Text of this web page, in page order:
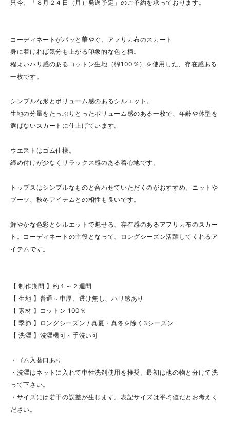
只今、「８月２４日（月）発送予定」のご予約を承っております。
コーディネートがパッと華やぐ、アフリカ布のスカート
身に着ければ気分も上がる印象的な色と柄。
程よいハリ感のあるコットン生地（綿100％）を使用した、存在感ある
一枚です。
シンプルな形とボリューム感のあるシルエット。
生地の分量をたっぷりとったボリューム感のある一枚で、年齢や体型を
選ばないスカートに仕上げています。
ウエストはゴム仕様。
締め付けが少なくリラックス感のある着心地です。
トップスはシンプルなものと合わせていただくのがおすすめ。ニットや
ブーツ、秋冬アイテムとの相性も良いです。
鮮やかな色彩とシルエットで魅せる、存在感のあるアフリカ布のスカー
ト。コーディネートの主役となって、ロングシーズン活躍してくれるア
イテムです。
【 制作期間 】約１～２週間
【 生地 】普通～中厚、透け無し、ハリ感あり
【 素材 】コットン 100％
【 季節 】ロングシーズン / 真夏・真冬を除く3シーズン
【 洗濯 】洗濯機可・手洗い可
・ゴム入替口あり
・洗濯はネットに入れて中性洗剤使用を推奨。最初は他の物と分けて洗
って下さい。
・サイズには若干の誤差が生じます。表記サイズは平均値だとお考えく
ださい。